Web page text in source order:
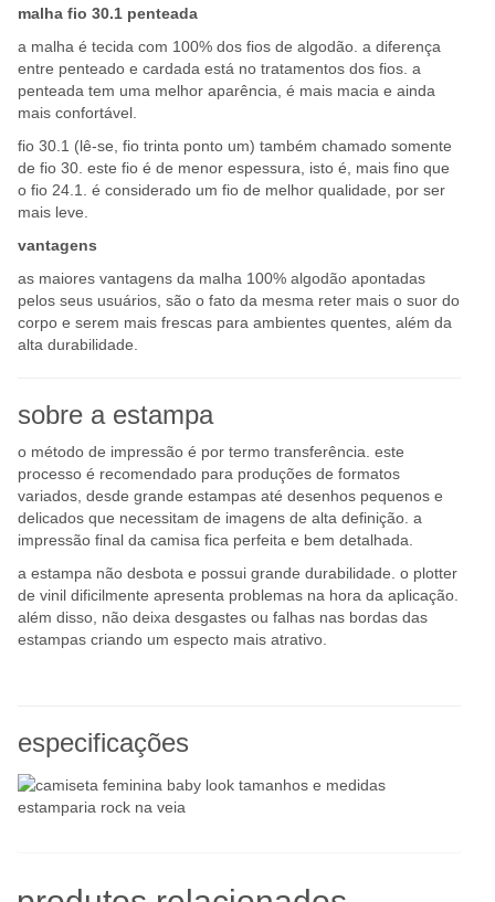
malha fio 30.1 penteada
a malha é tecida com 100% dos fios de algodão. a diferença
entre penteado e cardada está no tratamentos dos fios. a
penteada tem uma melhor aparência, é mais macia e ainda
mais confortável.
fio 30.1 (lê-se, fio trinta ponto um) também chamado somente
de fio 30. este fio é de menor espessura, isto é, mais fino que
o fio 24.1. é considerado um fio de melhor qualidade, por ser
mais leve.
vantagens
as maiores vantagens da malha 100% algodão apontadas
pelos seus usuários, são o fato da mesma reter mais o suor do
corpo e serem mais frescas para ambientes quentes, além da
alta durabilidade.
sobre a estampa
o método de impressão é por termo transferência. este
processo é recomendado para produções de formatos
variados, desde grande estampas até desenhos pequenos e
delicados que necessitam de imagens de alta definição. a
impressão final da camisa fica perfeita e bem detalhada.
a estampa não desbota e possui grande durabilidade. o plotter
de vinil dificilmente apresenta problemas na hora da aplicação.
além disso, não deixa desgastes ou falhas nas bordas das
estampas criando um especto mais atrativo.
especificações